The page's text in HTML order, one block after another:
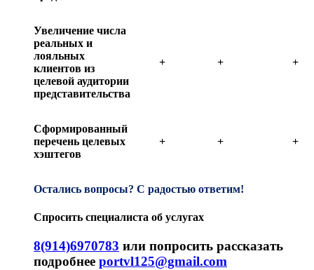
Увеличение числа
реальных и
лояльных
клиентов из
целевой аудитории
представительства
+ + +
Сформированный
перечень целевых
хэштегов
+ + +
Остались вопросы? С радостью ответим!
Спросить специалиста об услугах
8(914)6970783 или попросить рассказать
подробнее portvl125@gmail.com